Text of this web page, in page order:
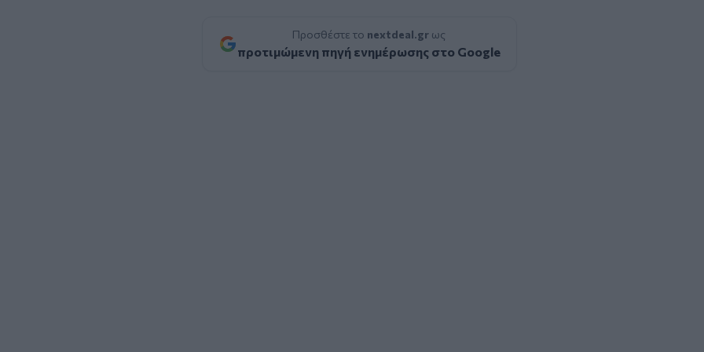
Προσθέστε το nextdeal.grως
προτιμώμενη πηγή ενημέρωσης στο Google